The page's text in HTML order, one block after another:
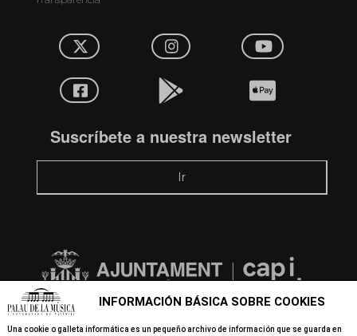
Suscríbete a nuestra newsletter
Ir
INFORMACIÓN BÁSICA SOBRE COOKIES
Una cookie o galleta informática es un pequeño archivo de información que se guarda en